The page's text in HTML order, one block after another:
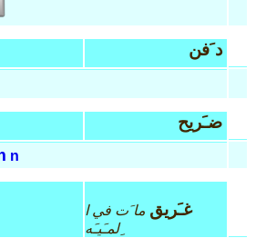
د َفن
ضـَريح
n
غـَريق ما َت في ا
ِلمـَيـَه